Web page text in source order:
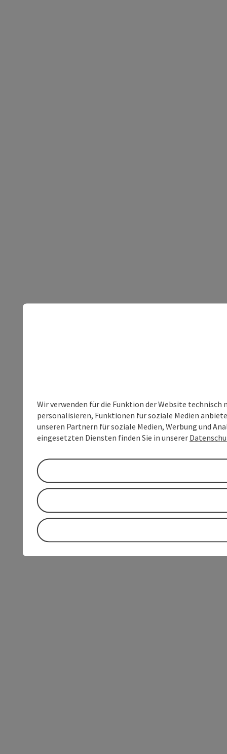
Wir verwenden für die Funktion der Website
personalisieren, Funktionen für soziale Medien
unseren Partnern für soziale Medien, Werbung und
eingesetzten Diensten finden Sie in unserer